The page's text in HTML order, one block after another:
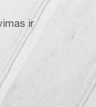
ir